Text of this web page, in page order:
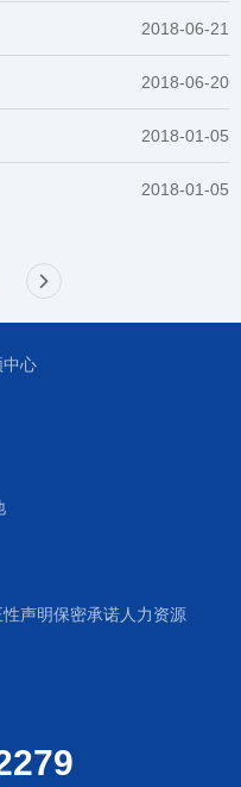
2018-06-21
2018-06-20
2018-01-05
2018-01-05
中心
声明保密承诺人力资源